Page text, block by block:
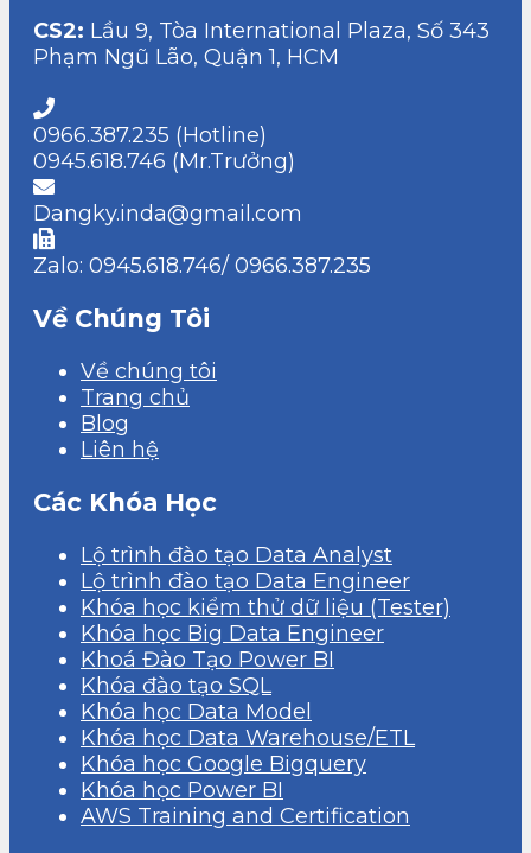
CS2: Lầu 9, Tòa International Plaza, Số 343
Phạm Ngũ Lão, Quận 1, HCM
0966.387.235 (Hotline)
0945.618.746 (Mr.Trưởng)
Dangky.inda@gmail.com
Zalo: 0945.618.746/ 0966.387.235
Về Chúng Tôi
Về chúng tôi
Trang chủ
Blog
Liên hệ
Các Khóa Học
Lộ trình đào tạo Data Analyst
Lộ trình đào tạo Data Engineer
Khóa học kiểm thử dữ liệu (Tester)
Khóa học Big Data Engineer
Khoá Đào Tạo Power BI
Khóa đào tạo SQL
Khóa học Data Model
Khóa học Data Warehouse/ETL
Khóa học Google Bigquery
Khóa học Power BI
AWS Training and Certification